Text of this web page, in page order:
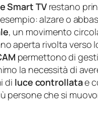
Smart TVrestano
alzare o
, un movimento
aperta rivolta verso
permettono di
la necessità di
di luce controllatae
persone che si